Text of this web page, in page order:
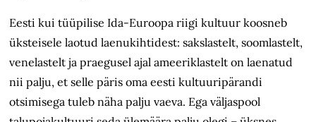
Eesti kui tüüpilise Ida-Euroopa riigi kultuur koosneb
üksteisele laotud laenu­kihtidest: sakslastelt, soomlastelt,
venelastelt ja praegusel ajal ameeriklastelt on laenatud
nii palju, et selle päris oma eesti kultuuripärandi
otsimisega tuleb näha palju vaeva. Ega väljaspool